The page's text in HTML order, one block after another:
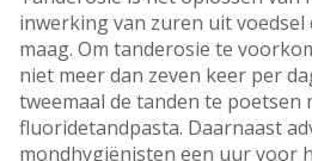
inwerking van zuren uit
maag. Om tanderosie te
niet meer dan zeven keer per
tweemaal de tanden te poetsen
fluoridetandpasta. Daarnaast
mondhygiënisten een uur voor